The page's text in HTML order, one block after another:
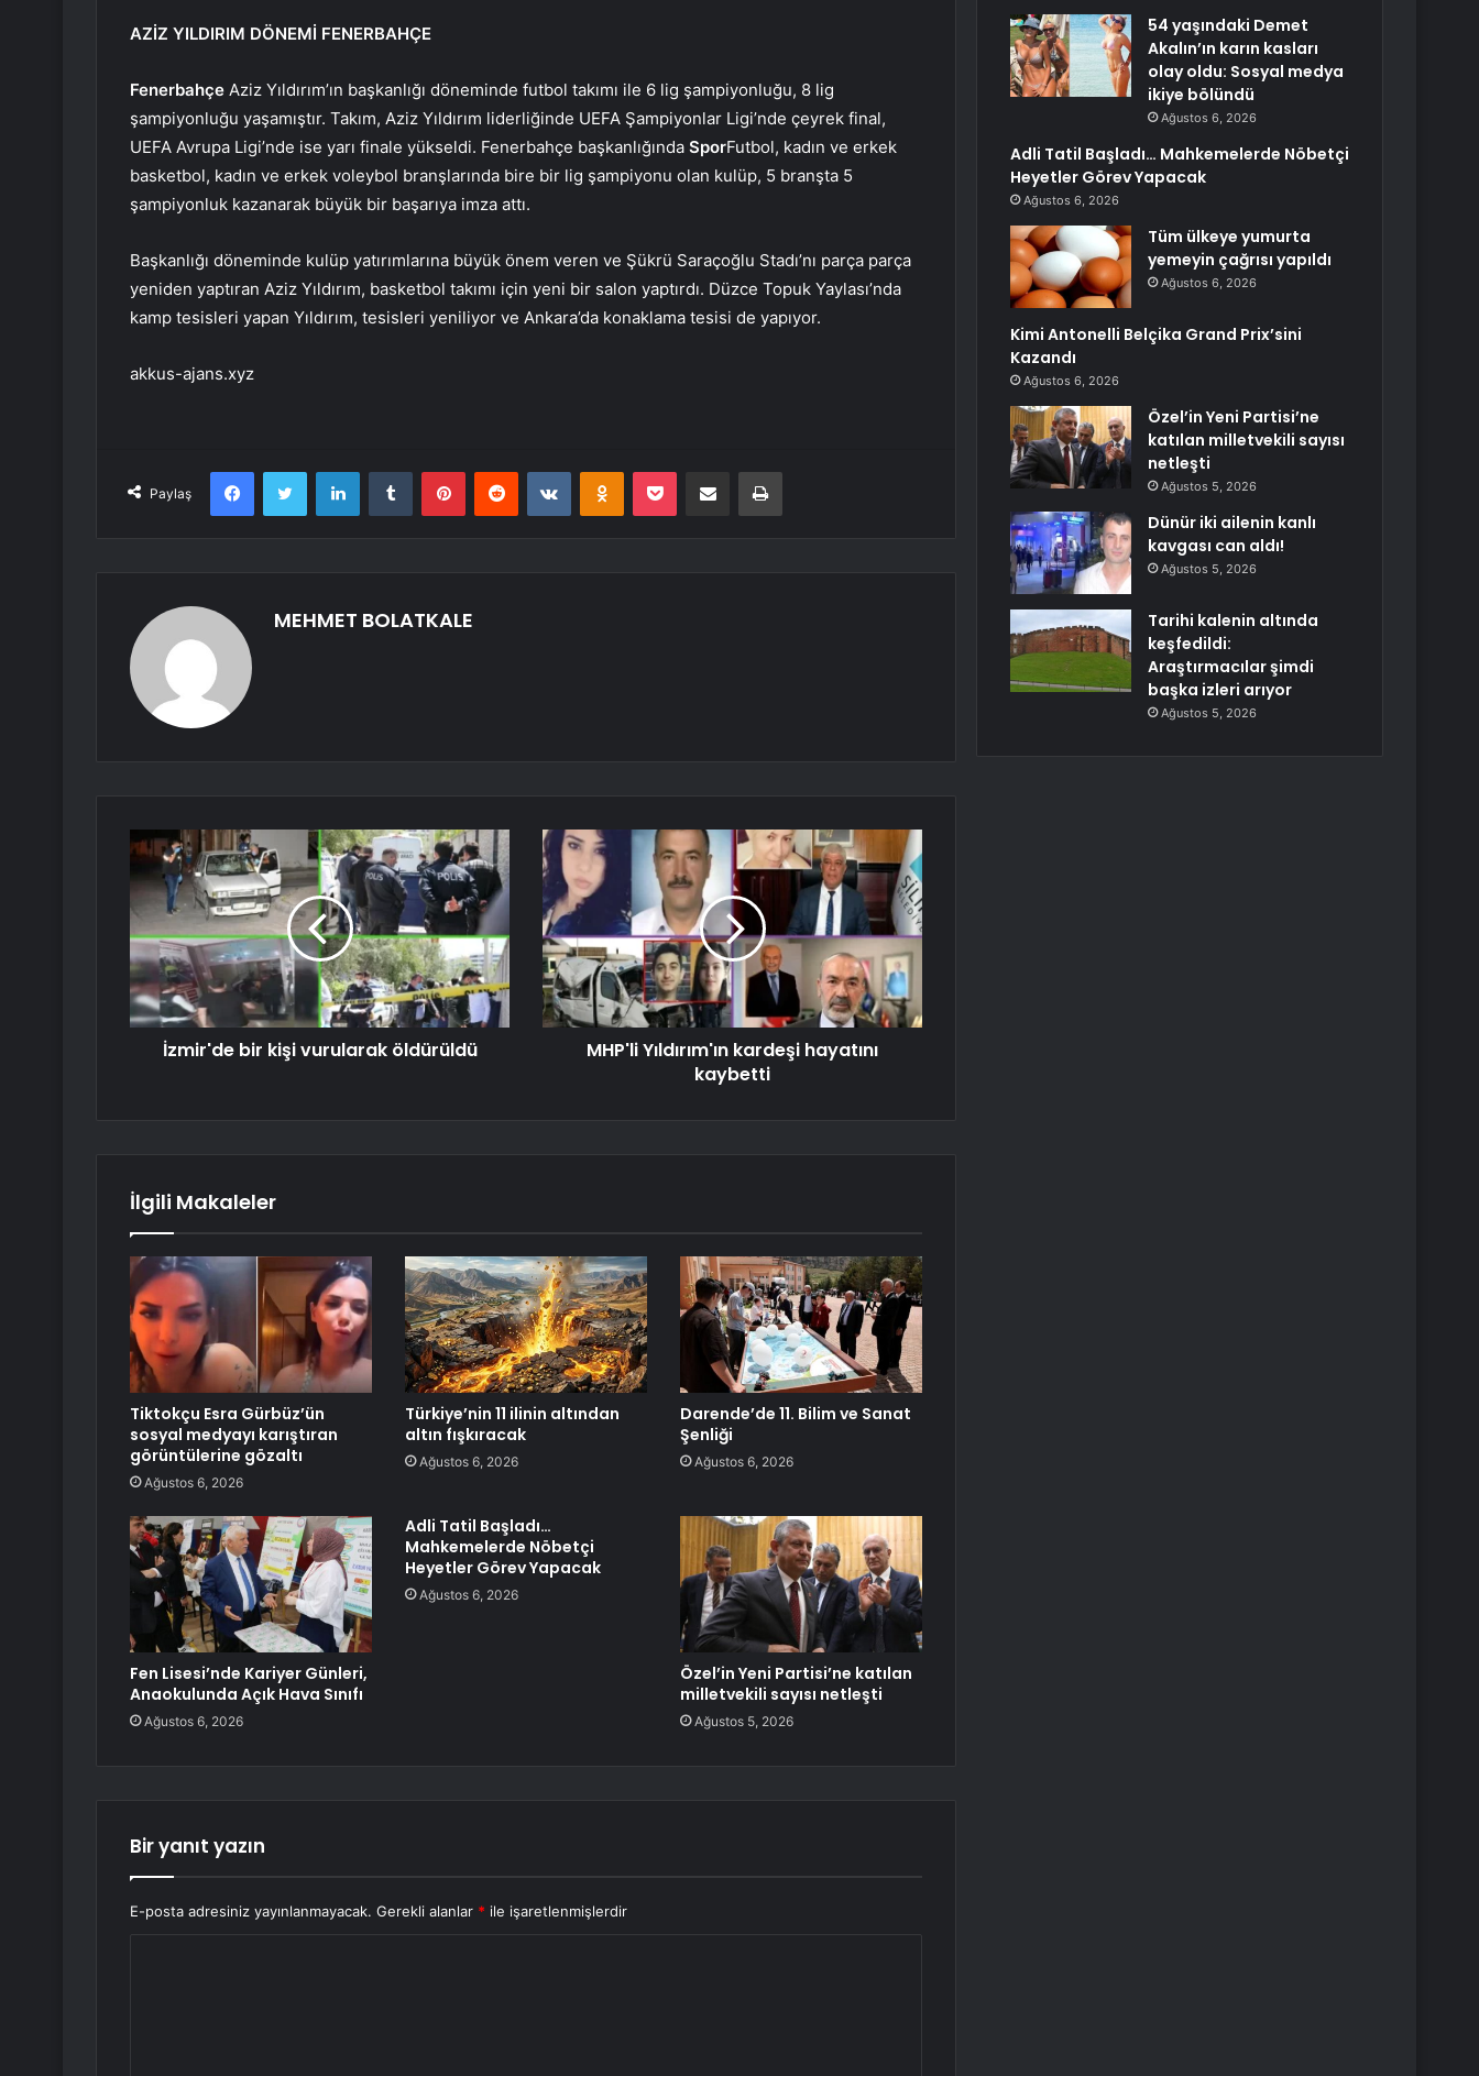
AZİZ YILDIRIM DÖNEMİ FENERBAHÇE
Fenerbahçe Aziz Yıldırım’ın başkanlığı döneminde futbol takımı ile 6 lig şampiyonluğu, 8 lig
şampiyonluğu yaşamıştır. Takım, Aziz Yıldırım liderliğinde UEFA Şampiyonlar Ligi’nde çeyrek final,
UEFA Avrupa Ligi’nde ise yarı finale yükseldi. Fenerbahçe başkanlığında SporFutbol, ​​kadın ve erkek
basketbol, ​​kadın ve erkek voleybol branşlarında bire bir lig şampiyonu olan kulüp, 5 branşta 5
şampiyonluk kazanarak büyük bir başarıya imza attı.
Başkanlığı döneminde kulüp yatırımlarına büyük önem veren ve Şükrü Saraçoğlu Stadı’nı parça parça
yeniden yaptıran Aziz Yıldırım, basketbol takımı için yeni bir salon yaptırdı. Düzce Topuk Yaylası’nda
kamp tesisleri yapan Yıldırım, tesisleri yeniliyor ve Ankara’da konaklama tesisi de yapıyor.
akkus-ajans.xyz
Paylaş
FacebookTwitter LinkedInTumblr PinterestReddit VKontakteOdnoklassniki
Pocket E-Posta ile paylaş Yazdır
MEHMET BOLATKALE
İzmir'de bir kişi vurularak öldürüldü
MHP'li Yıldırım'ın kardeşi hayatını
kaybetti
İlgili Makaleler
Tiktokçu Esra Gürbüz’ün
sosyal medyayı karıştıran
görüntülerine gözaltı
Ağustos 6, 2026
Türkiye’nin 11 ilinin altından
altın fışkıracak
Ağustos 6, 2026
Darende’de 11. Bilim ve Sanat
Şenliği
Ağustos 6, 2026
Fen Lisesi’nde Kariyer Günleri,
Anaokulunda Açık Hava Sınıfı
Ağustos 6, 2026
Adli Tatil Başladı…
Mahkemelerde Nöbetçi
Heyetler Görev Yapacak
Ağustos 6, 2026
Özel’in Yeni Partisi’ne katılan
milletvekili sayısı netleşti
Ağustos 5, 2026
Bir yanıt yazın
E-posta adresiniz yayınlanmayacak. Gerekli alanlar * ile işaretlenmişlerdir
54 yaşındaki Demet
Akalın’ın karın kasları
olay oldu: Sosyal medya
ikiye bölündü
Ağustos 6, 2026
Adli Tatil Başladı… Mahkemelerde Nöbetçi
Heyetler Görev Yapacak
Ağustos 6, 2026
Tüm ülkeye yumurta
yemeyin çağrısı yapıldı
Ağustos 6, 2026
Kimi Antonelli Belçika Grand Prix’sini
Kazandı
Ağustos 6, 2026
Özel’in Yeni Partisi’ne
katılan milletvekili sayısı
netleşti
Ağustos 5, 2026
Dünür iki ailenin kanlı
kavgası can aldı!
Ağustos 5, 2026
Tarihi kalenin altında
keşfedildi:
Araştırmacılar şimdi
başka izleri arıyor
Ağustos 5, 2026